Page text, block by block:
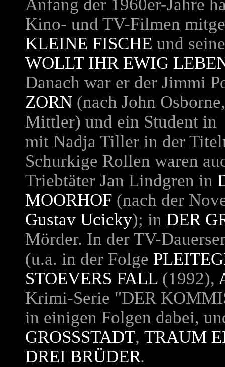
Anfang der 1960er-Jahre
Kino- und TV-Filmen
KLEINE FISCHE und
WOLLT IHR EWIG
Danach war er der Jimmi
ZORN (nach John
Mittler) und ein Student
mit Nadja Tiller in der
Schurkige Rollen waren
Triebtäter Jan Lindgren in
MOORHOF (nach der
Gustav Ucicky); in DER
Mörder. In der TV-
(u.a. in der Folge
STOEVERS FALL (1992),
Krimi-Serie "DER
in einigen Folgen dabei,
GROSSSTADT
, TRAUM
DREI BRÜDER.